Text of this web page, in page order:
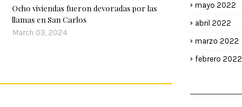
Ocho viviendas fueron devoradas por las
llamas en San Carlos
March 03, 2024
mayo 2022
abril 2022
marzo 2022
febrero 2022